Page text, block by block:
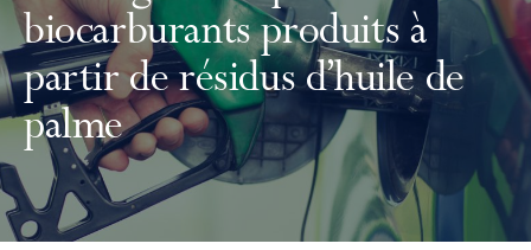
biocarburants produits à
partir de résidus d’huile de
palme